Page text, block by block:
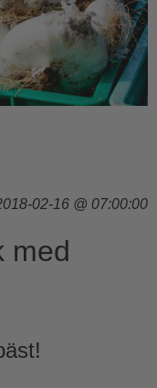
02-16 @ 07:00:00
med